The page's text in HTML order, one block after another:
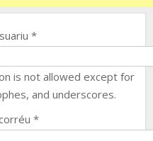
*
is not allowed except for
and underscores.
*